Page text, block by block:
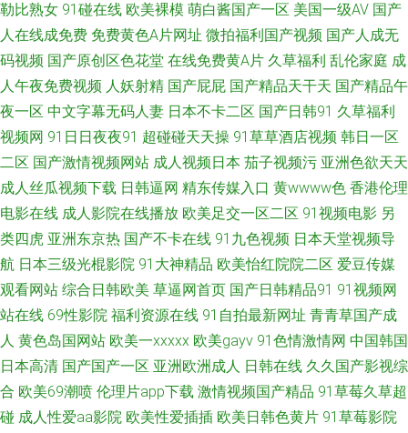
观看伊人 亚洲东方色图 91性情网站 传媒视频传媒 美女自慰喷水网站 91站视
频网 超碰人人插 福利电影午夜AV 韩国黄视频 精品91海角一区 久久天天伊人
欧美男女性生活 青娱乐福利导航 深夜艹艹 性交影院 伊人打炮网 91性生活短
片 A色在线观看 福利社香蕉 精品东方美女AV 免费的黄色网址 五月激激综合
网 亚洲限制级AV 69热网站链接 91人妻草 白丝啪啪 第一导航福利国产 国产
做受麻豆 精品网站导航 玖草在线 欧美色图3 日韩三级国产 婷婷综合伊人一
区 亚洲影院老司机V 97成人自拍 超碰97久久 都市激亞洲 国产微拍 黄色链接
久久精品视频32 人人看人人摸 三级片自慰 亚洲TV无码 综合亚洲色色图
日本无码三极 五月天超碰在线 亚洲色图探花 91视频露脸 草逼网欧美 丁香91
勒比熟女 91碰在线 欧美裸模 萌白酱国产一区 美国一级AV 国产
人在线成免费 免费黄色A片网址 微拍福利国产视频 国产人成无
码视频 国产原创区色花堂 在线免费黄A片 久草福利 乱伦家庭 成
人午夜免费视频 人妖射精 国产屁屁 国产精品天干天 国产精品午
夜一区 中文字幕无码人妻 日本不卡二区 国产日韩91 久草福利
视频网 91日日夜夜91 超碰碰天天操 91草草酒店视频 韩日一区
二区 国产激情视频网站 成人视频日本 茄子视频污 亚洲色欲天天
成人丝瓜视频下载 日韩逼网 精东传媒入口 黄wwww色 香港伦理
电影在线 成人影院在线播放 欧美足交一区二区 91视频电影 另
类四虎 亚洲东京热 国产不卡在线 91九色视频 日本天堂视频导
航 日本三级光棍影院 91大神精品 欧美怡红院院二区 爱豆传媒
观看网站 综合日韩欧美 草逼网首页 国产日韩精品91 91视频网
站在线 69性影院 福利资源在线 91自拍最新网址 青青草国产成
人 黄色岛国网站 欧美一xxxxx 欧美gayv 91色情激情网 中国韩国
日本高清 国产国产一区 亚洲欧洲成人 日韩在线 久久国产影视综
合 欧美69潮喷 伦理片app下载 激情视频国产精品 91草莓久草超
碰 成人性爱aa影院 欧美性爱插插 欧美日韩色黄片 91草莓影院